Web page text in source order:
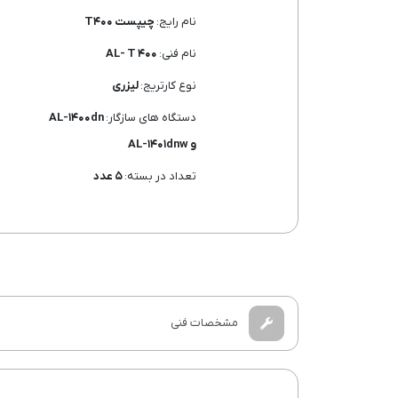
نام رایج: چیپست T۴۰۰
نام فنی:
نوع کارتریج:لیزری
دستگاه های سازگار: AL-۱۴۰۰dn
و AL-۱۴۰۱dnw
تعداد در بسته:۵ عدد
مشخصات فنی